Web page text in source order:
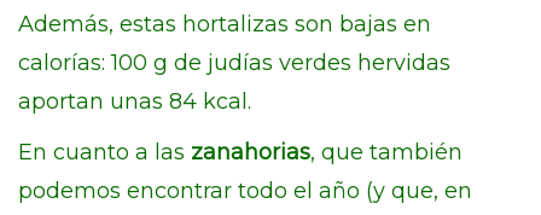
Además, estas hortalizas son bajas en
calorías: 100 g de judías verdes hervidas
aportan unas 84 kcal.
En cuanto a las zanahorias, que también
podemos encontrar todo el año (y que, en